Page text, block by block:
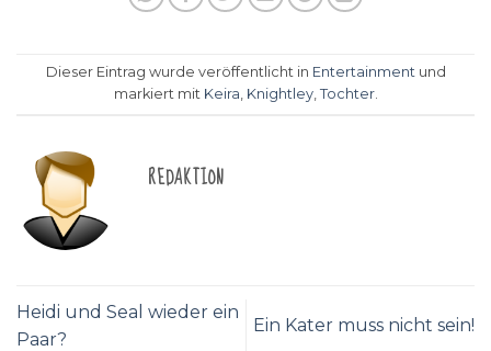
Dieser Eintrag wurde veröffentlicht in Entertainment und
markiert mit Keira Knightley, Tochter.
REDAKTION
Heidi und Seal wieder ein
Paar?
Ein Kater muss nicht sein!